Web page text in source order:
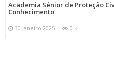
Academia Sénior de Proteção
Conhecimento
30 Janeiro 2025 0 K